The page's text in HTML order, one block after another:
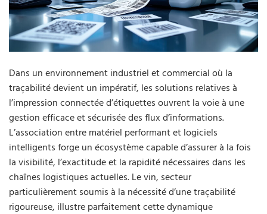
Dans un environnement industriel et commercial où la
traçabilité devient un impératif, les solutions relatives à
l’impression connectée d’étiquettes ouvrent la voie à une
gestion efficace et sécurisée des flux d’informations.
L’association entre matériel performant et logiciels
intelligents forge un écosystème capable d’assurer à la fois
la visibilité, l’exactitude et la rapidité nécessaires dans les
chaînes logistiques actuelles. Le vin, secteur
particulièrement soumis à la nécessité d’une traçabilité
rigoureuse, illustre parfaitement cette dynamique